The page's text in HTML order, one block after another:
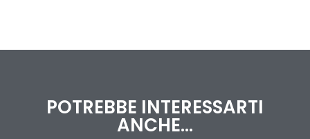
POTREBBE INTERESSARTI
ANCHE...